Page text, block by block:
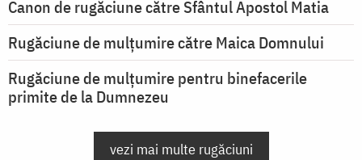
Canon de rugăciune către Sfântul Apostol Matia
Rugăciune de mulţumire către Maica Domnului
Rugăciune de mulțumire pentru binefacerile
primite de la Dumnezeu
vezi mai multe rugăciuni